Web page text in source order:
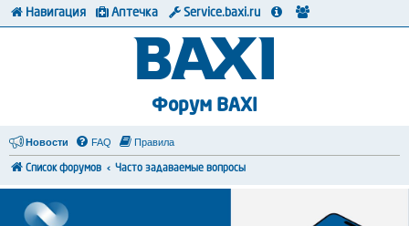
Форум BAXI
Новости FAQ Правила
Список форумов Часто задаваемые вопросы
Навигация Аптечка Service.baxi.ru